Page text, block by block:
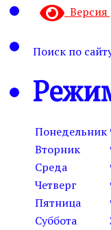
Поиск по
Понедельник
Вторник
Среда
Четверг
Пятница
Суббота